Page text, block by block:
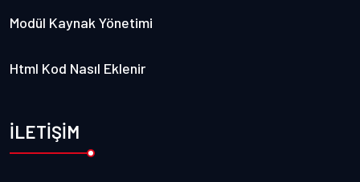
Modül Kaynak Yönetimi
Html Kod Nasıl Eklenir
İLETİŞİM